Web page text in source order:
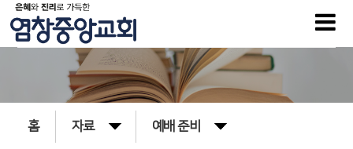
홈 자료 예배 준비